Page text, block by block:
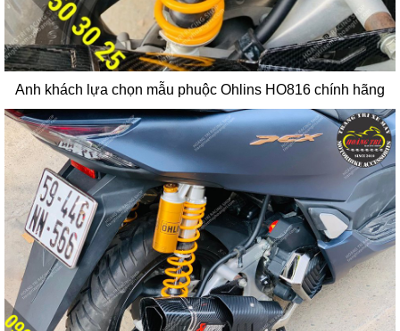
Anh khách lựa chọn mẫu phuộc Ohlins HO816 chính hãng